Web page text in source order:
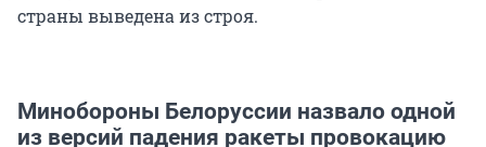
страны выведена из строя.
Минобороны Белоруссии назвало одной
из версий падения ракеты провокацию